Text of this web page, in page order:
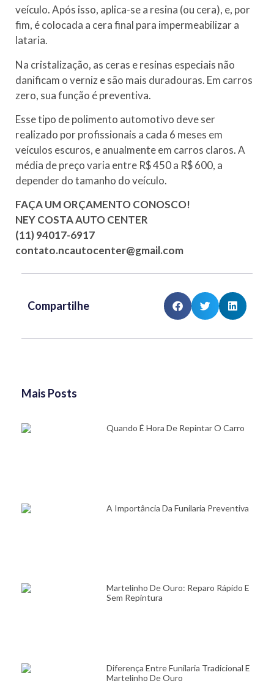
veículo. Após isso, aplica-se a resina (ou cera), e, por
fim, é colocada a cera final para impermeabilizar a
lataria.
Na cristalização, as ceras e resinas especiais não
danificam o verniz e são mais duradouras. Em carros
zero, sua função é preventiva.
Esse tipo de polimento automotivo deve ser
realizado por profissionais a cada 6 meses em
veículos escuros, e anualmente em carros claros. A
média de preço varia entre R$ 450 a R$ 600, a
depender do tamanho do veículo.
FAÇA UM ORÇAMENTO CONOSCO!
NEY COSTA AUTO CENTER
(11) 94017-6917
contato.ncautocenter@gmail.com
Compartilhe
Mais Posts
Quando É Hora De Repintar O Carro
A Importância Da Funilaria Preventiva
Martelinho De Ouro: Reparo Rápido E
Sem Repintura
Diferença Entre Funilaria Tradicional E
Martelinho De Ouro